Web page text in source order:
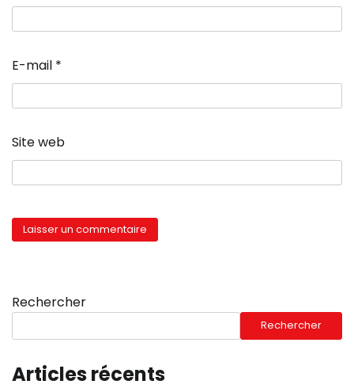
E-mail *
Site web
Rechercher
Rechercher
Articles récents